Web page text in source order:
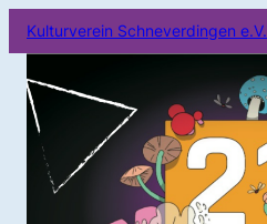
Kulturverein Schneverdingen e.V.